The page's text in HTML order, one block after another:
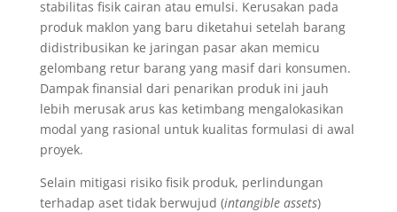
stabilitas fisik cairan atau emulsi. Kerusakan pada
produk maklon yang baru diketahui setelah barang
didistribusikan ke jaringan pasar akan memicu
gelombang retur barang yang masif dari konsumen.
Dampak finansial dari penarikan produk ini jauh
lebih merusak arus kas ketimbang mengalokasikan
modal yang rasional untuk kualitas formulasi di awal
proyek.
Selain mitigasi risiko fisik produk, perlindungan
terhadap aset tidak berwujud (intangible assets)